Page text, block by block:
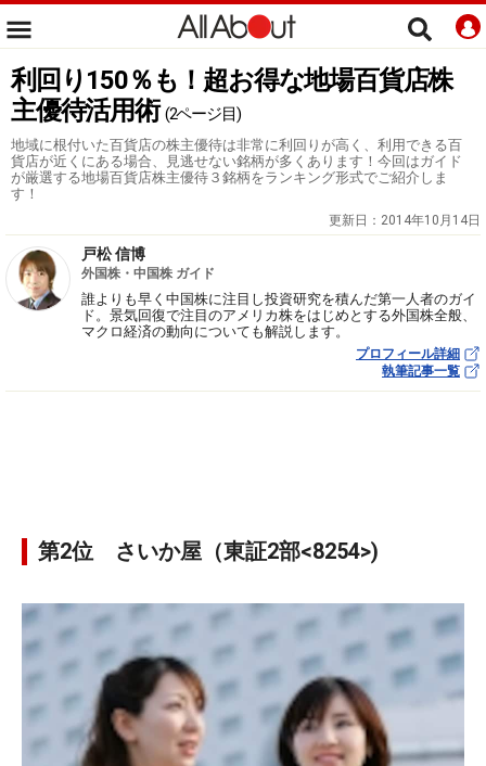
利回り150％も！超お得な地場百貨店株
主優待活用術 (2ページ目)
地域に根付いた百貨店の株主優待は非常に利回りが高く、利用できる百
貨店が近くにある場合、見逃せない銘柄が多くあります！今回はガイド
が厳選する地場百貨店株主優待３銘柄をランキング形式でご紹介しま
す！
更新日： 2014年10月14日
戸松 信博
外国株・中国株 ガイド
誰よりも早く中国株に注目し投資研究を積んだ第一人者のガイ
ド。景気回復で注目のアメリカ株をはじめとする外国株全般、
マクロ経済の動向についても解説します。
プロフィール詳細
執筆記事一覧
第2位 さいか屋（東証2部<8254>)